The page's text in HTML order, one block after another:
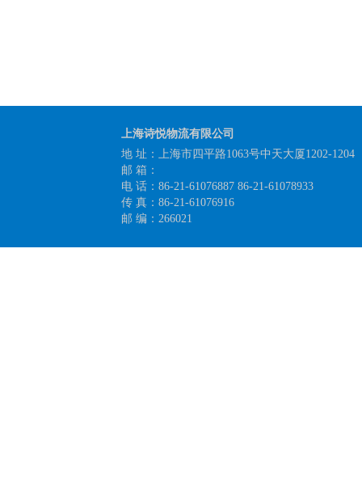
上海诗悦物流有限公司
地 址：上海市四平路1063号中天大厦1202-1204
邮 箱：
电 话：86-21-61076887 86-21-61078933
传 真：86-21-61076916
邮 编：266021